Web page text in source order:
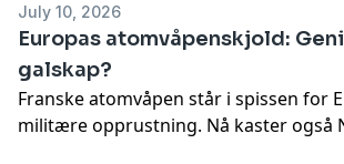
July 10, 2026
Europas atomvåpenskjold:
galskap?
Franske atomvåpen står i spissen for
militære opprustning. Nå kaster også